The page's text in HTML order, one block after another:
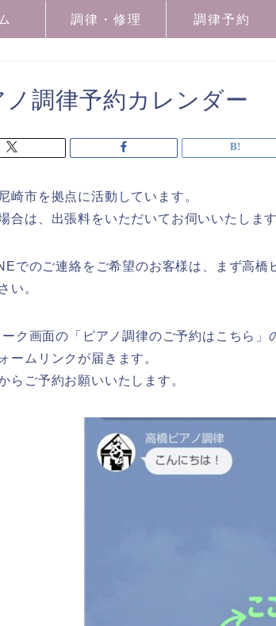
調律・修理 調律予約
ノ調律予約カレンダー
崎市を拠点に活動しています。
合は、出張料をいただいてお伺いいたしま
でのご連絡をご希望のお客様は、まず高橋
い。
ーク画面の「ピアノ調律のご予約はこちら
ームリンクが届きます。
らご予約お願いいたします。